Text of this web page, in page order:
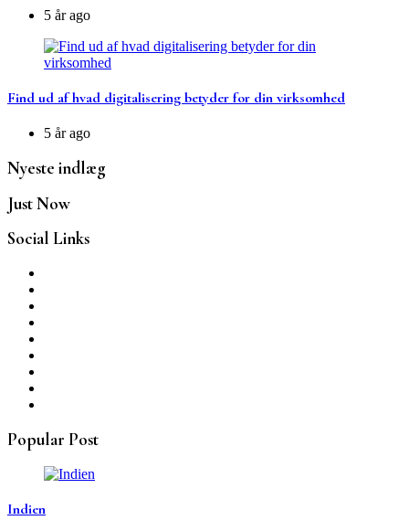
5 år ago
Find ud af hvad digitalisering betyder for din virksomhed
5 år ago
Nyeste indlæg
Just Now
Social Links
Popular Post
Indien